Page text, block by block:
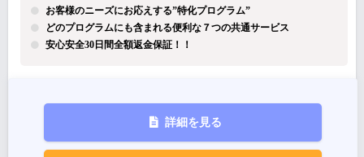
お客様のニーズにお応えする”特化プログラム”
どのプログラムにも含まれる便利な７つの共通サービス
安心安全30日間全額返金保証！！
詳細を見る